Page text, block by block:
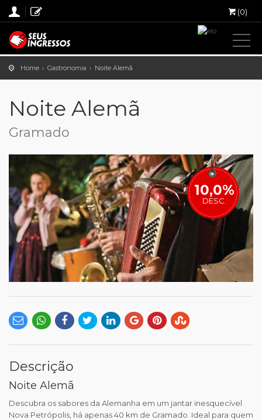
(0)
Home Gastronomia Noite Alemã
Noite Alemã
Gramado
10,0%
DESC.
Descrição
Noite Alemã
Descubra os sabores da Alemanha em um jantar inesquecível
Nova Petrópolis, há apenas 40 km de Gramado. Ideal para quem